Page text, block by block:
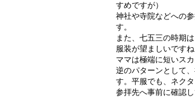
すめですが）
神社や寺院などへの
す。
また、七五三の時期
服装が望ましいですね
ママは極端に短いス
逆のパターンとして
す。平服でも、ネク
参拝先へ事前に確認